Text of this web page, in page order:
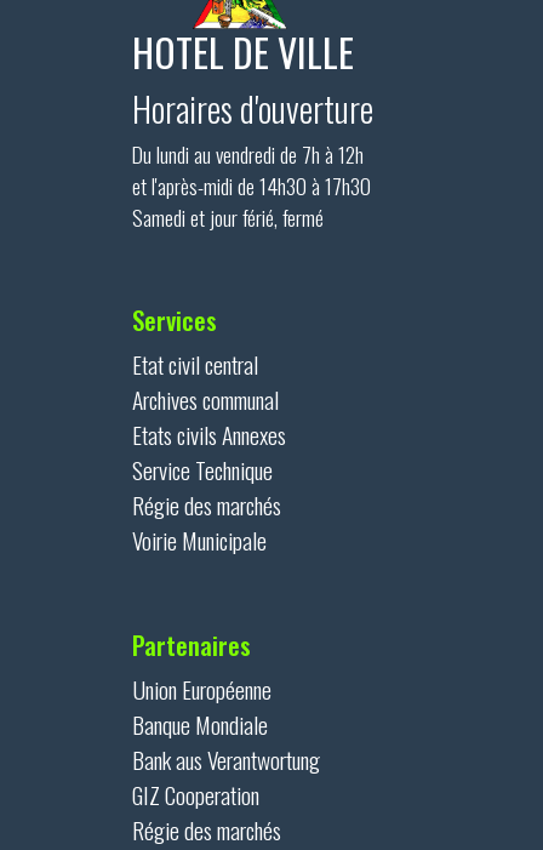
HOTEL DE VILLE
Horaires d'ouverture
Du lundi au vendredi de 7h à 12h
et l'après-midi de 14h30 à 17h30
Samedi et jour férié, fermé
Services
Etat civil central
Archives communal
Etats civils Annexes
Service Technique
Régie des marchés
Voirie Municipale
Partenaires
Union Européenne
Banque Mondiale
Bank aus Verantwortung
GIZ Cooperation
Régie des marchés